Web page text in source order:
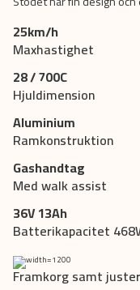
25km/h
Maxhastighet
28 / 700C
Hjuldimension
Aluminium
Ramkonstruktion
Gashandtag
Med walk assist
36V 13Ah
Batterikapacitet
Framkorg samt